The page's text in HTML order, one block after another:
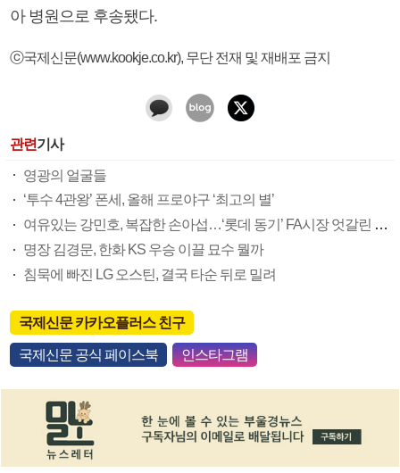
아 병원으로 후송됐다.
ⓒ국제신문(www.kookje.co.kr), 무단 전재 및 재배포 금지
관련기사
영광의 얼굴들
‘투수 4관왕’ 폰세, 올해 프로야구 ‘최고의 별’
여유있는 강민호, 복잡한 손아섭…‘롯데 동기’ FA시장 엇갈린 희비
명장 김경문, 한화 KS 우승 이끌 묘수 뭘까
침묵에 빠진 LG 오스틴, 결국 타순 뒤로 밀려
국제신문 카카오플러스 친구
국제신문 공식 페이스북 인스타그램